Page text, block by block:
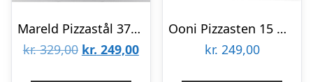
Mareld Pizzastål 37×33 cm
kr.329,00 Den
kr. 249,00Den
Ooni Pizzasten 15 mm
kr. 249,00